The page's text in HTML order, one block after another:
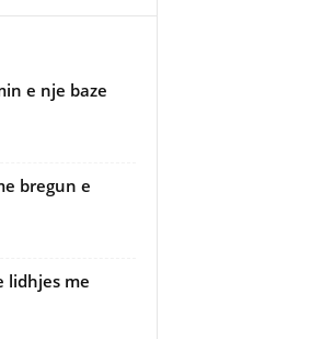
e nje baze
bregun e
lidhjes me